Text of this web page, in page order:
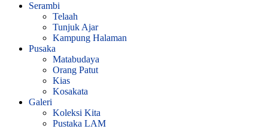
Serambi
Telaah
Tunjuk Ajar
Kampung Halaman
Pusaka
Matabudaya
Orang Patut
Kias
Kosakata
Galeri
Koleksi Kita
Pustaka LAM